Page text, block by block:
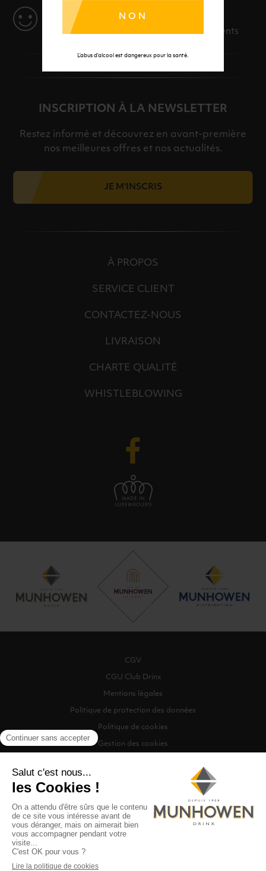
NON
L’abus d’alcool est dangereux pour la santé.
SERVICE
Des solutions adaptées à vos événements
INSCRIPTION À LA NEWSLETTER
Restez informé et découvrez en avant-première
nos meilleures offres et nos actualités.
JE M'INSCRIS
À PROPOS
SERVICE CLIENT
CONTACTEZ-NOUS
LIVRAISON
CHARTE QUALITÉ
WHISTLEBLOWING
CGV
CGU Club Drinx
Mentions légales
Politique de protection des données
Politique de cookies
Gestion des cookies
©2026 Munhowen Drinx / Tous droits réservés
Digitalised by